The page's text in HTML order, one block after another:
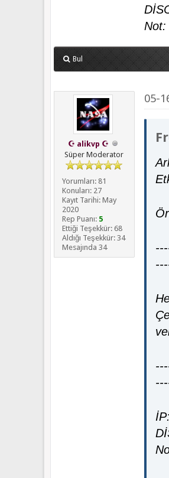
Not:
Bul
☪ alikvp ☪
Süper Moderator
Yorumları: 81
Konuları: 27
Kayıt Tarihi: May
2020
Rep Puanı: 5
Ettiği Teşekkür: 68
Aldığı Teşekkür: 34
Mesajında 34
05-